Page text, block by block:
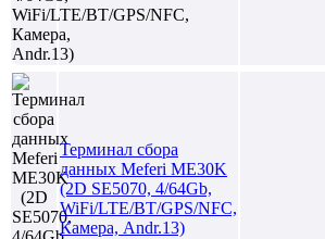
Терминал сбора
данных Meferi ME30K
(2D SE5070, 4/64Gb,
WiFi/LTE/BT/GPS/NFC,
Камера, Andr.13)